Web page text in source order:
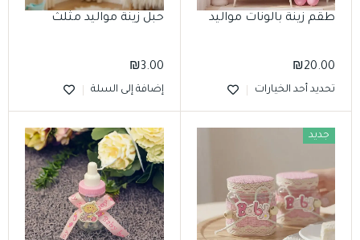
طقم زينة بالونات مواليد
₪20.00
تحديد أحد الخيارات
حبل زينة مواليد مثلث
₪3.00
إضافة إلى السلة
جديد